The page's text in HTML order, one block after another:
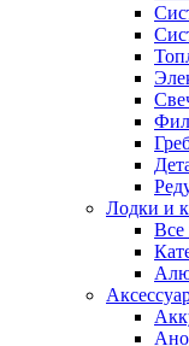
Лодки и
Все